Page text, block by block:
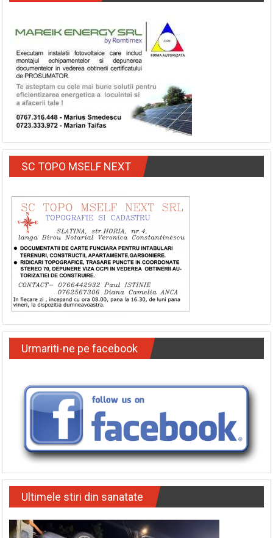
SC TOPO MSELF NEXT
Urmariti-ne pe facebook
Ultimele stiri din sanatate